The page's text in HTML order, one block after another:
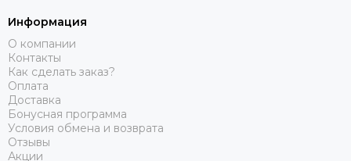
Информация
О компании
Контакты
Как сделать заказ?
Оплата
Доставка
Бонусная программа
Условия обмена и возврата
Отзывы
Акции